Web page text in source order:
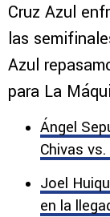
Cruz Azul
las
Azul
para La
Ángel
Chivas
Joel
en la